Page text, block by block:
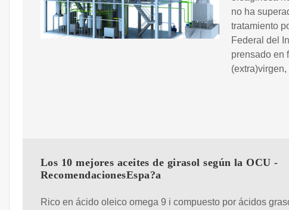
no ha
tratamiento
Federal del
prensado en
Los 10 mejores aceites de girasol según la OCU -
RecomendacionesEspa?a
Rico en ácido oleico omega 9 i compuesto por ácidos